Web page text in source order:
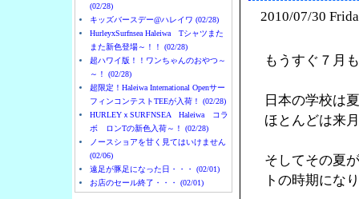
(02/28)
キッズバースデー@ハレイワ (02/28)
HurleyxSurfnsea Haleiwa Tシャツまた
また新色登場～！！ (02/28)
超ハワイ版！！ワンちゃんのおやつ～
～！ (02/28)
超限定！Haleiwa International Openサー
フィンコンテストTEEが入荷！ (02/28)
HURLEYｘSURFNSEA Haleiwa コラ
ボ ロンTの新色入荷～！ (02/28)
ノースショアを甘く見てはいけません
(02/06)
遠足が豚足になった日・・・ (02/01)
お店のセール終了・・・ (02/01)
2010/07/30
もうすぐ７月
日本の学校は
ほとんどは来
そしてその夏
トの時期にな